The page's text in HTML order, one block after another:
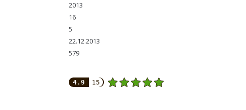
2013
16
5
22.12.2013
579
4.9 15